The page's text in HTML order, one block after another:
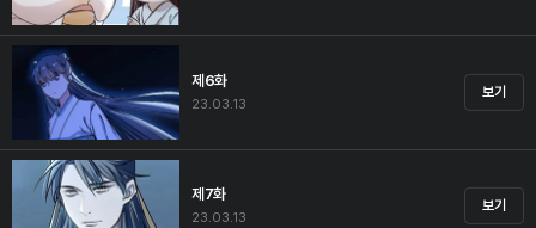
제6화
23.03.13
보기
제7화
23.03.13
보기